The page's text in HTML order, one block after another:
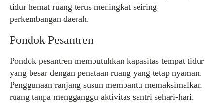
tidur hemat ruang terus meningkat seiring
perkembangan daerah.
Pondok Pesantren
Pondok pesantren membutuhkan kapasitas tempat tidur
yang besar dengan penataan ruang yang tetap nyaman.
Penggunaan ranjang susun membantu memaksimalkan
ruang tanpa mengganggu aktivitas santri sehari-hari.